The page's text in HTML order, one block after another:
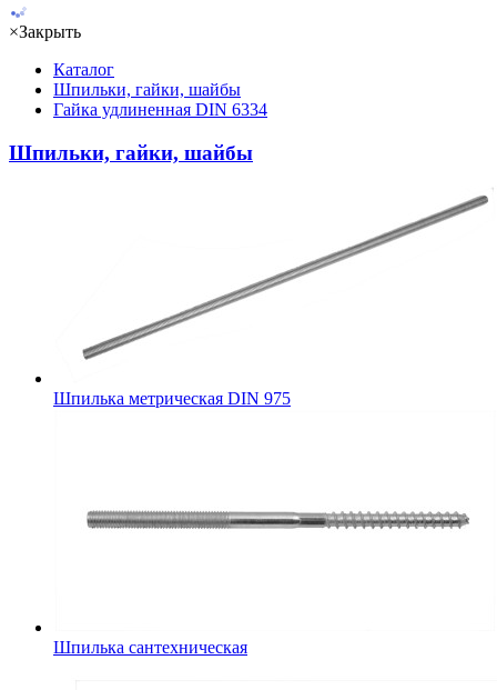
×Закрыть
Каталог
Шпильки, гайки, шайбы
Гайка удлиненная DIN 6334
Шпильки, гайки, шайбы
Шпилька метрическая DIN 975
Шпилька сантехническая